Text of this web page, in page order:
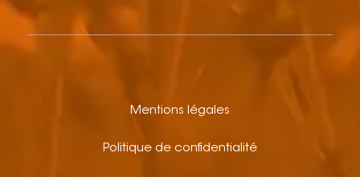
Mentions légales
Politique de confidentialité